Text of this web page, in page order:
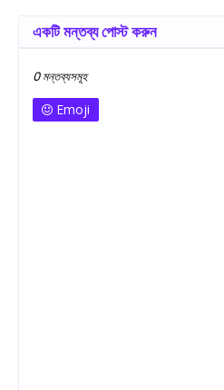
একটি মন্তব্য পোস্ট করুন
0 মন্তব্যসমূহ
Emoji